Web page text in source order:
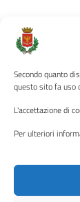
Secondo quanto
questo sito fa uso
L'accettazione di
Per ulteriori